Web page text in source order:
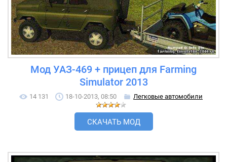
Мод УАЗ-469 + прицеп для Farming
Simulator 2013
14 131 18-10-2013, 08:50 Легковые автомобили
СКАЧАТЬ МОД